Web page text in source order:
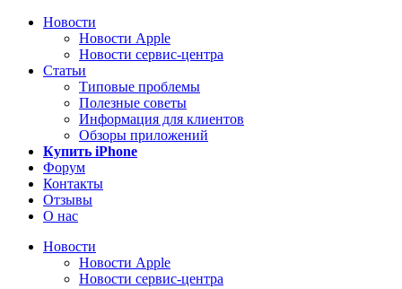
Новости
Новости Apple
Новости сервис-центра
Статьи
Типовые проблемы
Полезные советы
Информация для клиентов
Обзоры приложений
Купить iPhone
Форум
Контакты
Отзывы
О нас
Новости
Новости Apple
Новости сервис-центра